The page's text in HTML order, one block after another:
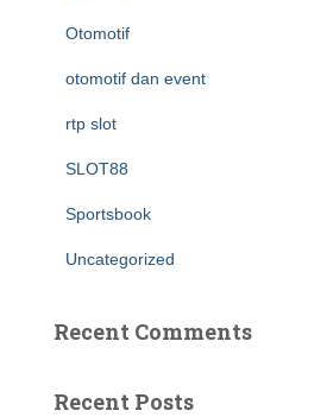
Otomotif
otomotif dan event
rtp slot
SLOT88
Sportsbook
Uncategorized
Recent Comments
Recent Posts